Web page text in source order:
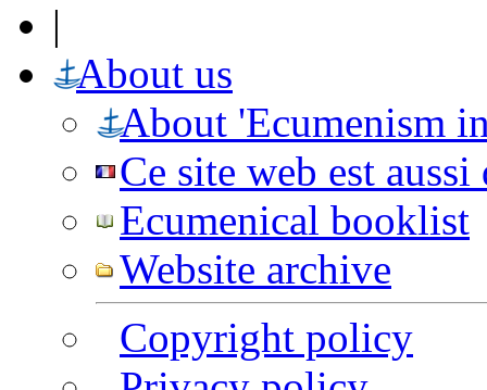
|
About us
About 'Ecumenism
Ce site web est
Ecumenical booklist
Website archive
Copyright policy